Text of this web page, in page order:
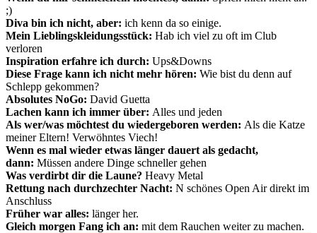
;)
Diva bin ich nicht, aber: ich kenn da so einige.
Mein Lieblingskleidungsstück: Hab ich viel zu oft im Club
verloren
Inspiration erfahre ich durch: Ups&Downs
Diese Frage kann ich nicht mehr hören: Wie bist du denn auf
Schlepp gekommen?
Absolutes NoGo: David Guetta
Lachen kann ich immer über: Alles und jeden
Als wer/was möchtest du wiedergeboren werden: Als die Katze
meiner Eltern! Verwöhntes Viech!
Wenn es mal wieder etwas länger dauert als gedacht,
dann: Müssen andere Dinge schneller gehen
Was verdirbt dir die Laune? Heavy Metal
Rettung nach durchzechter Nacht: N schönes Open Air direkt im
Anschluss
Früher war alles: länger her.
Gleich morgen Fang ich an: mit dem Rauchen weiter zu machen.